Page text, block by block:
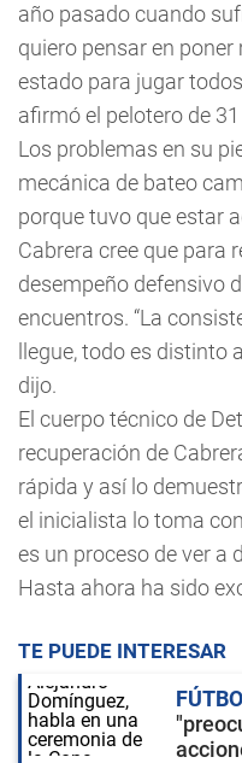
año pasado cuando
quiero pensar en
estado para jugar
afirmó el pelotero de
Los problemas en su
mecánica de bateo
porque tuvo que estar
Cabrera cree que para
desempeño defensivo
encuentros. “La
llegue, todo es distinto
dijo.
El cuerpo técnico de
recuperación de
rápida y así lo
el inicialista lo toma
es un proceso de ver a
Hasta ahora ha sido
TE PUEDE INTERESAR